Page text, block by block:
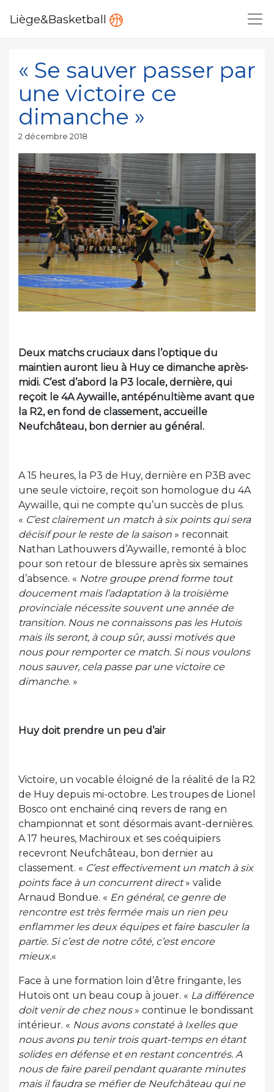
Liège&Basketball
« Se sauver passer par
une victoire ce
dimanche »
Publié
2 décembre 2018
Deux matchs cruciaux dans l’optique du
maintien auront lieu à Huy ce dimanche après-
midi. C’est d’abord la P3 locale, dernière, qui
reçoit le 4A Aywaille, antépénultième avant que
la R2, en fond de classement, accueille
Neufchâteau, bon dernier au général.
A 15 heures, la P3 de Huy, dernière en P3B avec
une seule victoire, reçoit son homologue du 4A
Aywaille, qui ne compte qu’un succès de plus.
« C’est clairement un match à six points qui sera
décisif pour le reste de la saison » reconnait
Nathan Lathouwers d’Aywaille, remonté à bloc
pour son retour de blessure après six semaines
d’absence. « Notre groupe prend forme tout
doucement mais l’adaptation à la troisième
provinciale nécessite souvent une année de
transition. Nous ne connaissons pas les Hutois
mais ils seront, à coup sûr, aussi motivés que
nous pour remporter ce match. Si nous voulons
nous sauver, cela passe par une victoire ce
dimanche. »
Huy doit prendre un peu d’air
Victoire, un vocable éloigné de la réalité de la R2
de Huy depuis mi-octobre. Les troupes de Lionel
Bosco ont enchainé cinq revers de rang en
championnat et sont désormais avant-dernières.
A 17 heures, Machiroux et ses coéquipiers
recevront Neufchâteau, bon dernier au
classement. « C’est effectivement un match à six
points face à un concurrent direct» valide
Arnaud Bondue. « En général, ce genre de
rencontre est très fermée mais un rien peu
enflammer les deux équipes et faire basculer la
partie. Si c’est de notre côté, c’est encore
mieux.«
Face à une formation loin d’être fringante, les
Hutois ont un beau coup à jouer. « La différence
doit venir de chez nous» continue le bondissant
intérieur. « Nous avons constaté à Ixelles que
nous avons pu tenir trois quart-temps en étant
solides en défense et en restant concentrés. A
nous de faire pareil pendant quarante minutes
mais il faudra se méfier de Neufchâteau qui ne